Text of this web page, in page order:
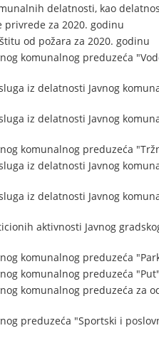
delatnosti, kao
privrede za 2020. godinu
od požara za 2020. godinu
komunalnog preduzeća
iz delatnosti Javnog
iz delatnosti Javnog
komunalnog preduzeća
iz delatnosti Javnog
iz delatnosti Javnog
aktivnosti Javnog
komunalnog preduzeća
komunalnog preduzeća
komunalnog preduzeća za
preduzeća "Sportski i